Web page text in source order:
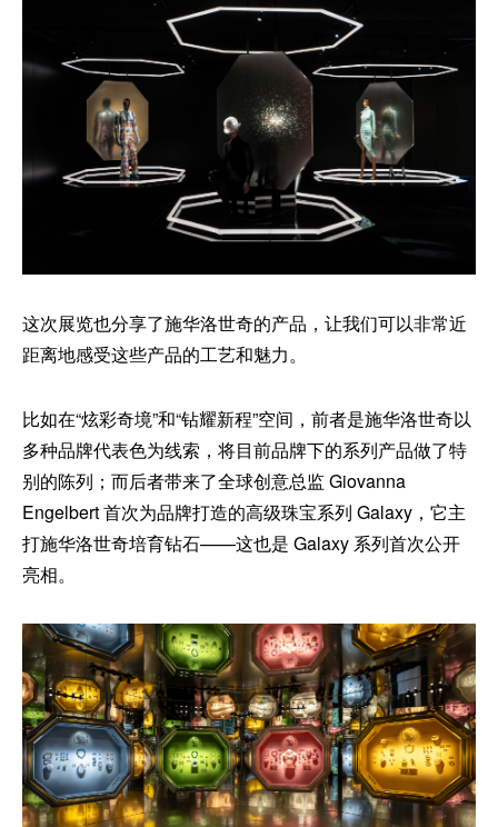
这次展览也分享了施华洛世奇的产品，让我们可以非常近
距离地感受这些产品的工艺和魅力。
比如在“炫彩奇境”和“钻耀新程”空间，前者是施华洛世奇以
多种品牌代表色为线索，将目前品牌下的系列产品做了特
别的陈列；而后者带来了全球创意总监 Giovanna
Engelbert 首次为品牌打造的高级珠宝系列 Galaxy，它主
打施华洛世奇培育钻石——这也是 Galaxy 系列首次公开
亮相。